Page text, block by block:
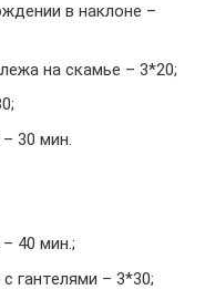
в наклоне –
на скамье – 3*20;
30 мин.
40 мин.;
гантелями – 3*30;